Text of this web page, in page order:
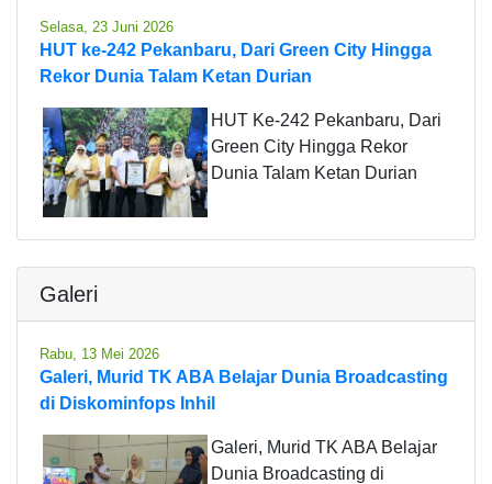
Selasa, 23 Juni 2026
HUT ke-242 Pekanbaru, Dari Green City Hingga
Rekor Dunia Talam Ketan Durian
HUT Ke-242 Pekanbaru, Dari
Green City Hingga Rekor
Dunia Talam Ketan Durian
Galeri
Rabu, 13 Mei 2026
Galeri, Murid TK ABA Belajar Dunia Broadcasting
di Diskominfops Inhil
Galeri, Murid TK ABA Belajar
Dunia Broadcasting di